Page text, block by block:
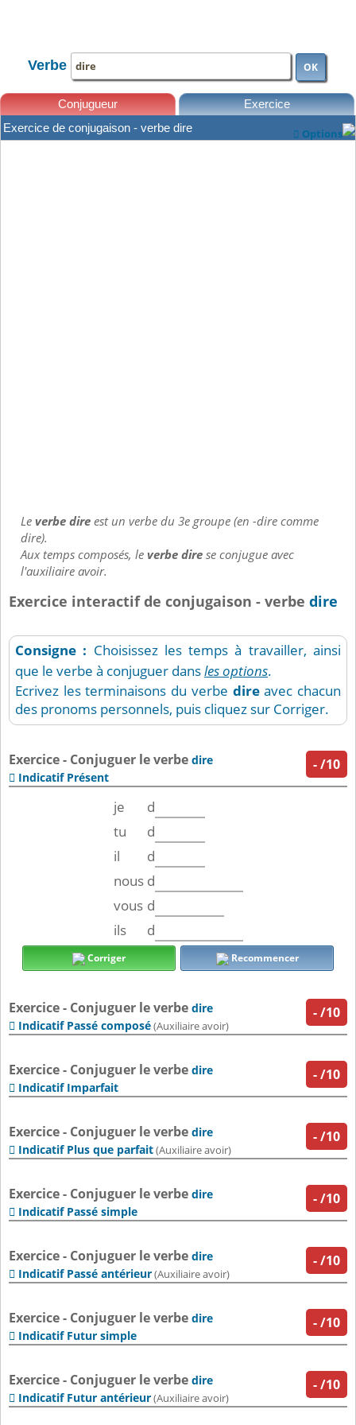
Verbe OK
Conjugueur Exercice
Exercice de conjugaison - verbe dire  Options
Leverbe direest un verbe du 3e groupe (en -dire comme
dire).
Aux temps composés, leverbe direse conjugue avec
l'auxiliaire avoir.
Exercice interactif de conjugaison - verbe dire
Consigne : Choisissez les temps à travailler, ainsi
que le verbe à conjuguer dansles options.
Ecrivez les terminaisons du verbe direavec chacun
des pronoms personnels, puis cliquez sur Corriger.
-/10
Exercice - Conjuguer le verbe dire
 Indicatif Présent
je
d
tu
d
il
d
nous d
vous d
ils
d
Corriger Recommencer
-/10
Exercice - Conjuguer le verbe dire
 Indicatif Passé composé(Auxiliaire avoir)
-/10
Exercice - Conjuguer le verbe dire
 Indicatif Imparfait
-/10
Exercice - Conjuguer le verbe dire
 Indicatif Plus que parfait(Auxiliaire avoir)
-/10
Exercice - Conjuguer le verbe dire
 Indicatif Passé simple
-/10
Exercice - Conjuguer le verbe dire
 Indicatif Passé antérieur(Auxiliaire avoir)
-/10
Exercice - Conjuguer le verbe dire
 Indicatif Futur simple
-/10
Exercice - Conjuguer le verbe dire
 Indicatif Futur antérieur(Auxiliaire avoir)